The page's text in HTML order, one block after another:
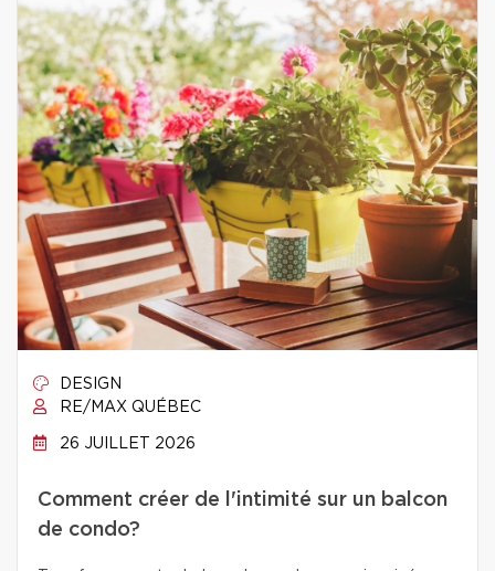
DESIGN
RE/MAX QUÉBEC
26 JUILLET 2026
Comment créer de l'intimité sur un balcon
de condo?